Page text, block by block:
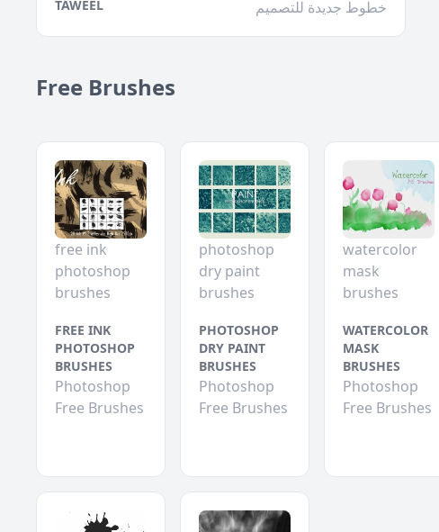
TAWEEL خطوط جديدة للتصميم
Free Brushes
free ink
photoshop
brushes
FREE INK
PHOTOSHOP
BRUSHES
Photoshop
Free Brushes
photoshop
dry paint
brushes
PHOTOSHOP
DRY PAINT
BRUSHES
Photoshop
Free Brushes
watercolor
mask
brushes
WATERCOLOR
MASK
BRUSHES
Photoshop
Free Brushes